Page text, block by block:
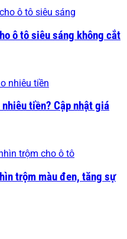
ô tô siêu sáng không cắt
tiền? Cập nhật giá
trộm màu đen, tăng sự